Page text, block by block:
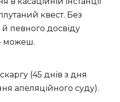
квест. Без
певного досвіду
можеш.
(45 днів з дня
апеляційного суду).